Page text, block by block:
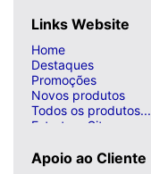
Links Website
Home
Destaques
Promoções
Novos produtos
Todos os produtos...
Estrutura Site
Apoio ao Cliente